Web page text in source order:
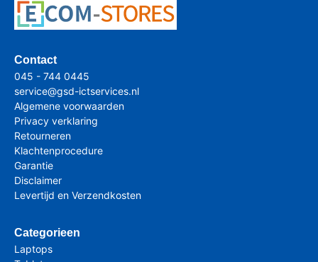
Contact
045 - 744 0445
service@gsd-ictservices.nl
Algemene voorwaarden
Privacy verklaring
Retourneren
Klachtenprocedure
Garantie
Disclaimer
Levertijd en Verzendkosten
Categorieen
Laptops